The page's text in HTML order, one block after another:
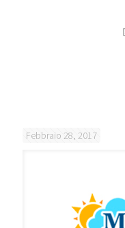
Febbraio 28, 2017